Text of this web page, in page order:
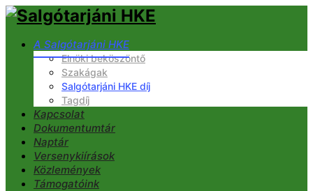
A Salgótarjáni HKE
Elnöki beköszöntő
Szakágak
Salgótarjáni HKE díj
Tagdíj
Kapcsolat
Dokumentumtár
Naptár
Versenykiírások
Közlemények
Támogatóink